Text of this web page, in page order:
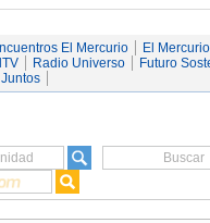
El Mercurio
El
Radio Universo Futuro